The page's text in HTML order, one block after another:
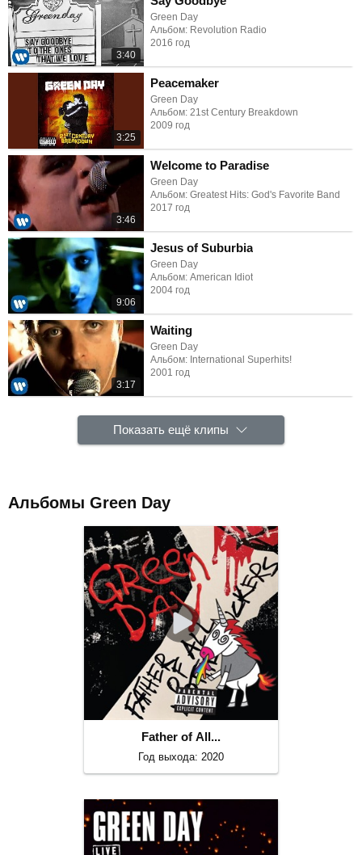
3:40
Green Day
Альбом: Revolution Radio
2016 год
3:25
Peacemaker
Green Day
Альбом: 21st Century Breakdown
2009 год
3:46
Welcome to Paradise
Green Day
Альбом: Greatest Hits: God's Favorite Band
2017 год
9:06
Jesus of Suburbia
Green Day
Альбом: American Idiot
2004 год
3:17
Waiting
Green Day
Альбом: International Superhits!
2001 год
Показать ещё клипы
Альбомы Green Day
Father of All...
Год выхода: 2020